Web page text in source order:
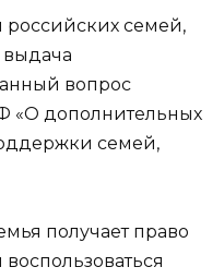
семей,
вопрос
«О дополнительных
семей,
получает право